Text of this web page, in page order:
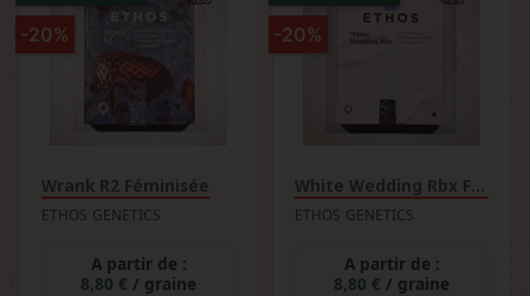
Wrank R2 Féminisée
ETHOS GENETICS
A partir de :
8,80 € / graine
-20%
White Wedding Rbx Féminisée
ETHOS GENETICS
A partir de :
8,80 € / graine
-20%